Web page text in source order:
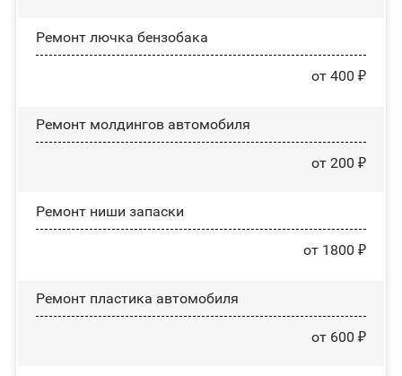
Ремонт лючка бензобака
от 400 ₽
Ремонт молдингов автомобиля
от 200 ₽
Ремонт ниши запаски
от 1800 ₽
Ремонт пластика автомобиля
от 600 ₽